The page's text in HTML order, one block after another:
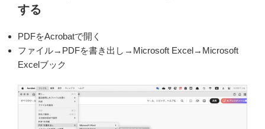
する
PDFをAcrobatで開く
ファイル→PDFを書き出し→Microsoft Excel→Microsoft
Excelブック